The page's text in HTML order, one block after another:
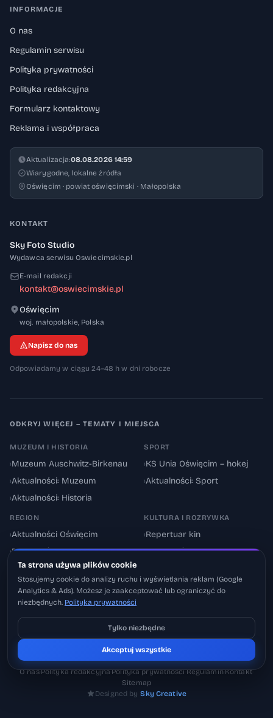
INFORMACJE
O nas
Regulamin serwisu
Polityka prywatności
Polityka redakcyjna
Formularz kontaktowy
Reklama i współpraca
Aktualizacja:08.08.2026 14:59
Wiarygodne, lokalne źródła
Oświęcim · powiat oświęcimski · Małopolska
KONTAKT
Sky Foto Studio
Wydawca serwisu Oswiecimskie.pl
E-mail redakcji
kontakt@oswiecimskie.pl
Oświęcim
woj. małopolskie, 32-600
Polska
Napisz do nas
Odpowiadamy w ciągu 24–48 h w dni robocze
ODKRYJ WIĘCEJ – TEMATY I MIEJSCA
MUZEUM I HISTORIA
›Muzeum Auschwitz-Birkenau
›Aktualności: Muzeum
›Aktualności: Historia
SPORT
›KS Unia Oświęcim – hokej
›Aktualności: Sport
REGION
›Aktualności Oświęcim
›Powiat oświęcimski
Utrudnienia drogowe
KULTURA I ROZRYWKA
›Repertuar kin
›Aktualności: Kultura
© 2026 Oswiecimskie.pl – Portal informacyjny Oświęcimia i powiatu
oświęcimskiego.
O nas·Polityka redakcyjna·Polityka prywatności·Regulamin·Kontakt·
Sitemap
Designed by Sky Creative
Ta strona używa plików cookie
Stosujemy cookie do analizy ruchu i wyświetlania reklam (Google
Analytics & Ads). Możesz je zaakceptować lub ograniczyć do
niezbędnych. Polityka prywatności
Tylko niezbędne
Akceptuj wszystkie
Pobierz na iOS